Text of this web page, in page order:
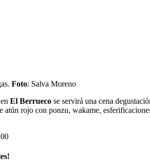
Foto: Salva Moreno
El Berrueco se servirá una cena
rojo con ponzu, wakame,